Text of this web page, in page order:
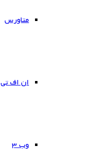
متاورس
ان اف تی
وب ۳